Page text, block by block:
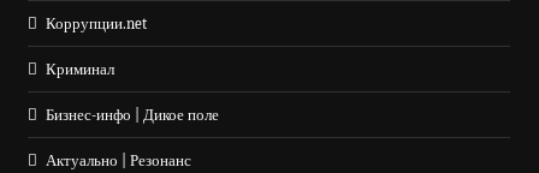
Коррупции.net
Криминал
Бизнес-инфо | Дикое поле
Актуально | Резонанс